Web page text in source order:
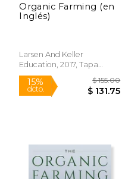
Organic Farming (en
Inglés)
Larsen And Keller
Education, 2017, Tapa
Dura, Nuevo